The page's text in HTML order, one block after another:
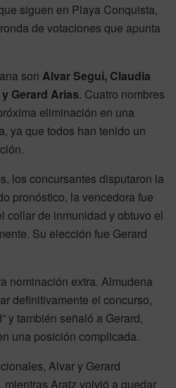
siguen en Playa Conquista,
de votaciones que apunta
son Alvar Seguí, Claudia
Gerard Arias. Cuatro nombres
eliminación en una
ya que todos han tenido un
los concursantes disputaron la
pronóstico, la vencedora fue
collar de inmunidad y obtuvo el
Su elección fue Gerard
nominación extra. Almudena
definitivamente el concurso,
y también señaló a Gerard,
una posición complicada.
Alvar y Gerard
Aratz volvió a quedar